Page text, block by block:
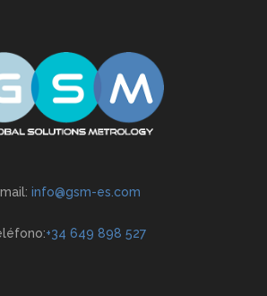
info@gsm-es.com
+34 649 898 527